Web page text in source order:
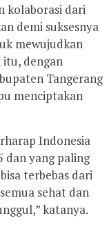
kolaborasi dari
demi suksesnya
mewujudkan
itu, dengan
Tangerang
menciptakan
Indonesia
dan yang paling
terbebas dari
sehat dan
katanya.